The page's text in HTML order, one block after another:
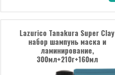
Lazurico Tanakura Super Clay
набор шампунь маска и
ламинирование,
300мл+210г+160мл